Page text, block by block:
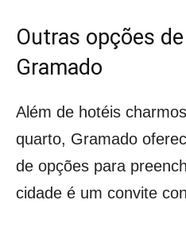
Outras opções
Gramado
Além de hotéis
quarto, Gramado
de opções para
cidade é um convite